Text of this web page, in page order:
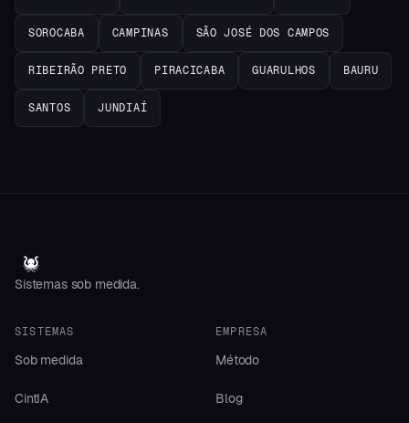
SOROCABA CAMPINAS SÃO JOSÉ DOS CAMPOS
RIBEIRÃO PRETO PIRACICABA GUARULHOS BAURU
SANTOS JUNDIAÍ
Sistemas sob medida.
SISTEMAS
Sob medida
CintIA
EMPRESA
Método
Blog